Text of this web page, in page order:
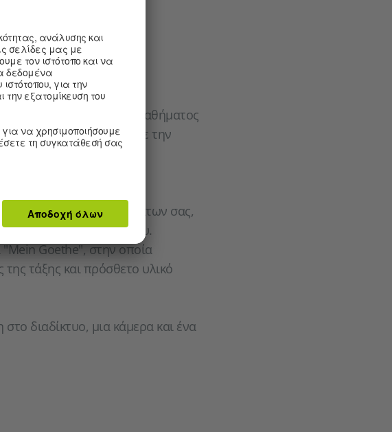
Κατά τη διάρκεια του μαθήματος
ουσα καθώς και με την
ή σε ζευγάρια και να
σχεδιασμού των μαθημάτων σας,
προφορικού λόγου.
Goethe", στην οποία
τάξης και πρόσθετο υλικό
διαδίκτυο, μια κάμερα και ένα